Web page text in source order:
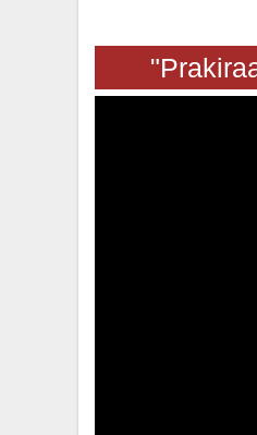
"Prakiraan